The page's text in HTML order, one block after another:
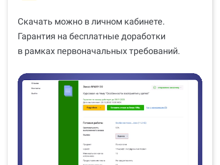
Скачать можно в личном кабинете.
Гарантия на бесплатные доработки
в рамках первоначальных требований.